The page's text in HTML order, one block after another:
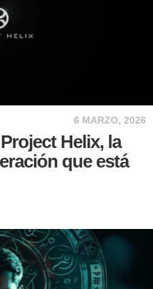
6 MARZO, 2026
Helix, la
que está